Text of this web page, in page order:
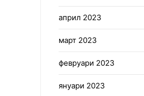
април 2023
март 2023
февруари 2023
януари 2023